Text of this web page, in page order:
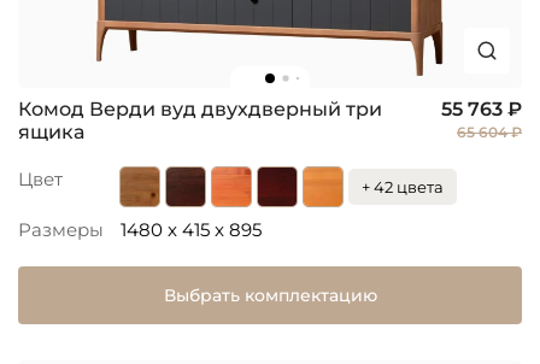
Комод Верди вуд двухдверный три
ящика
55 763 ₽
65 604 ₽
Цвет + 42 цвета
Размеры 1480 x 415 x 895
Выбрать комплектацию